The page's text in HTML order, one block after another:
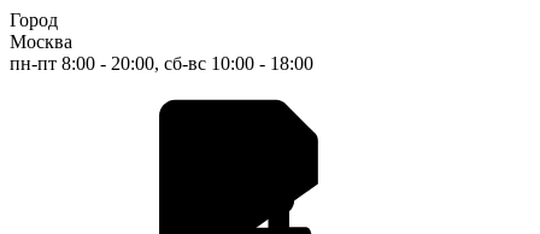
Город
Москва
пн-пт 8:00 - 20:00, сб-вс 10:00 - 18:00